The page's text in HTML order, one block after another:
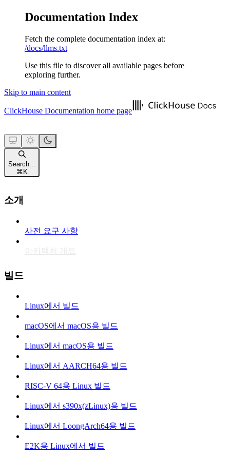
Documentation Index
Fetch the complete documentation index at:
/docs/llms.txt
Use this file to discover all available pages before
exploring further.
Skip to main content
ClickHouse Documentation home page
Search...
⌘ K
소개
사전 요구 사항
아키텍처 개요
빌드
Linux에서 빌드
macOS에서 macOS용 빌드
Linux에서 macOS용 빌드
Linux에서 AARCH64용 빌드
RISC-V 64용 Linux 빌드
Linux에서 s390x(zLinux)용 빌드
Linux에서 LoongArch64용 빌드
E2K용 Linux에서 빌드